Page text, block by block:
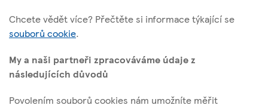
O těchto stránkách
Užitečné odkazy
Chcete vědět více? Přečtěte si informace týkající se
souborů cookie.
My a naši partneři zpracováváme údaje z
následujících důvodů
Povolením souborů cookies nám umožníte měřit